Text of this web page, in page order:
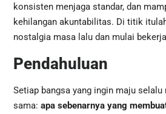
konsisten menjaga standar, dan
kehilangan akuntabilitas. Di titik
nostalgia masa lalu dan mulai
Pendahuluan
Setiap bangsa yang ingin maju selalu
sama: apa sebenarnya yang